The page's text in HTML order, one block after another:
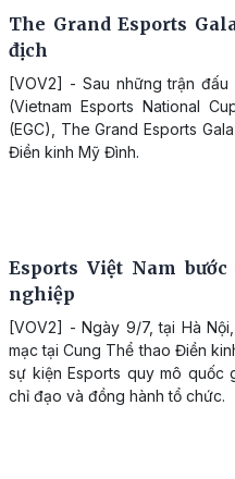
The Grand Esports
địch
[VOV2] - Sau những trận
(Vietnam Esports National
(EGC), The Grand Esports
Điền kinh Mỹ Đình.
Esports Việt Nam
nghiệp
[VOV2] - Ngày 9/7, tại Hà
mạc tại Cung Thể thao Điền
sự kiện Esports quy mô quốc
chỉ đạo và đồng hành tổ chức.